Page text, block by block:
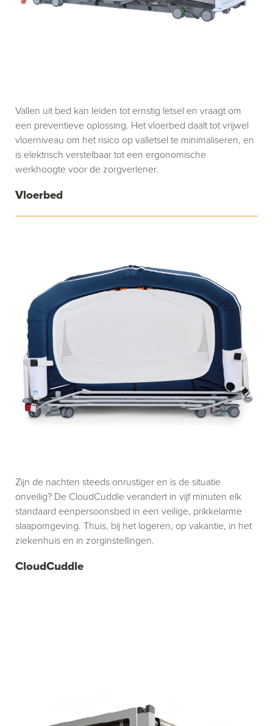
Vloerbed
Vallen uit bed kan leiden tot ernstig letsel en vraagt om
een preventieve oplossing. Het vloerbed daalt tot vrijwel
vloerniveau om het risico op valletsel te minimaliseren, en
is elektrisch verstelbaar tot een ergonomische
werkhoogte voor de zorgverlener.
CloudCuddle
Zijn de nachten steeds onrustiger en is de situatie
onveilig? De CloudCuddle verandert in vijf minuten elk
standaard eenpersoonsbed in een veilige, prikkelarme
slaapomgeving. Thuis, bij het logeren, op vakantie, in het
ziekenhuis en in zorginstellingen.